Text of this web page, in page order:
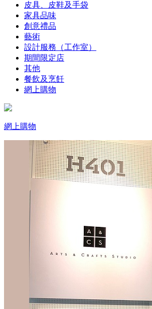
皮具、皮鞋及手袋
家具品味
創意禮品
藝術
設計服務（工作室）
期間限定店
其他
餐飲及烹飪
網上購物
網上購物